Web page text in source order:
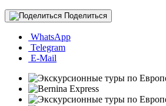
Поделиться
WhatsApp
Telegram
E-Mail